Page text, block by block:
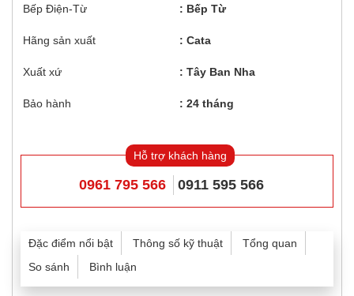
Bếp Điện-Từ Bếp Từ
Hãng sản xuất Cata
Xuất xứ Tây Ban Nha
Bảo hành 24 tháng
Hỗ trợ khách hàng
0961 795 566 0911 595 566
Đặc điểm nổi bật Thông số kỹ thuật
Tổng quan
So sánh
Bình luận